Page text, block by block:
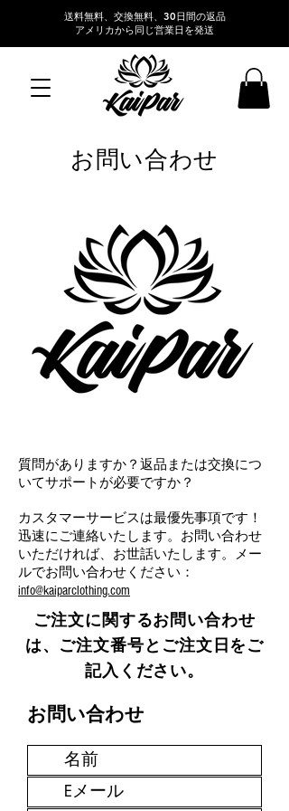
送料無料、交換無料、30日間の返品
アメリカから同じ営業日を発送
お問い合わせ
質問がありますか？返品または交換につ
いてサポートが必要ですか？
カスタマーサービスは最優先事項です！
迅速にご連絡いたします。お問い合わせ
いただければ、お世話いたします。メー
ルでお問い合わせください：
info@kaiparclothing.com
ご注文に関するお問い合わせ
は、ご注文番号とご注文日をご
記入ください。
お問い合わせ